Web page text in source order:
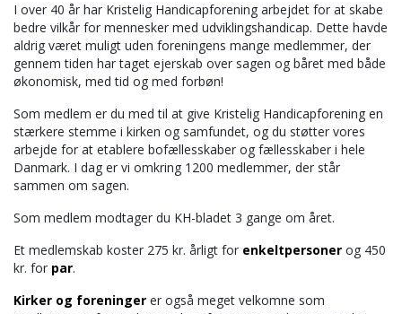
I over 40 år har Kristelig Handicapforening arbejdet for at skabe
bedre vilkår for mennesker med udviklingshandicap. Dette havde
aldrig været muligt uden foreningens mange medlemmer, der
gennem tiden har taget ejerskab over sagen og båret med både
økonomisk, med tid og med forbøn!
Som medlem er du med til at give Kristelig Handicapforening en
stærkere stemme i kirken og samfundet, og du støtter vores
arbejde for at etablere bofællesskaber og fællesskaber i hele
Danmark. I dag er vi omkring 1200 medlemmer, der står
sammen om sagen.
Som medlem modtager du KH-bladet 3 gange om året.
Et medlemskab koster 275 kr. årligt for enkeltpersoner og 450
kr. for par.
Kirker og foreninger er også meget velkomne som